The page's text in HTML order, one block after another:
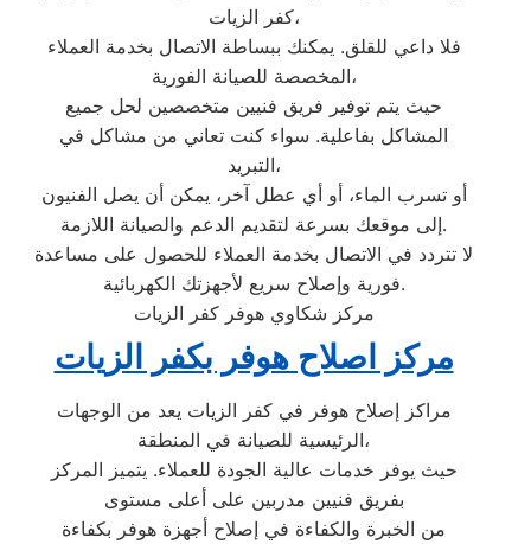
كفر الزيات،
فلا داعي للقلق. يمكنك ببساطة الاتصال بخدمة العملاء
المخصصة للصيانة الفورية،
حيث يتم توفير فريق فنيين متخصصين لحل جميع
المشاكل بفاعلية. سواء كنت تعاني من مشاكل في
التبريد،
أو تسرب الماء، أو أي عطل آخر، يمكن أن يصل الفنيون
إلى موقعك بسرعة لتقديم الدعم والصيانة اللازمة.
لا تتردد في الاتصال بخدمة العملاء للحصول على مساعدة
فورية وإصلاح سريع لأجهزتك الكهربائية.
مركز شكاوي هوفر كفر الزيات
مركز اصلاح هوفر بكفر الزيات
مراكز إصلاح هوفر في كفر الزيات يعد من الوجهات
الرئيسية للصيانة في المنطقة،
حيث يوفر خدمات عالية الجودة للعملاء. يتميز المركز
بفريق فنيين مدربين على أعلى مستوى
من الخبرة والكفاءة في إصلاح أجهزة هوفر بكفاءة